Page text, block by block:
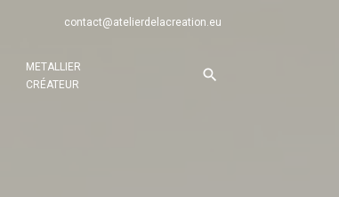
contact@atelierdelacreation.eu
METALLIER
CRÉATEUR